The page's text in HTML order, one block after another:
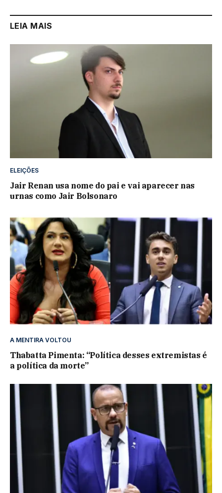
LEIA MAIS
ELEIÇÕES
Jair Renan usa nome do pai e vai aparecer nas
urnas como Jair Bolsonaro
A MENTIRA VOLTOU
Thabatta Pimenta: “Política desses extremistas é
a política da morte”